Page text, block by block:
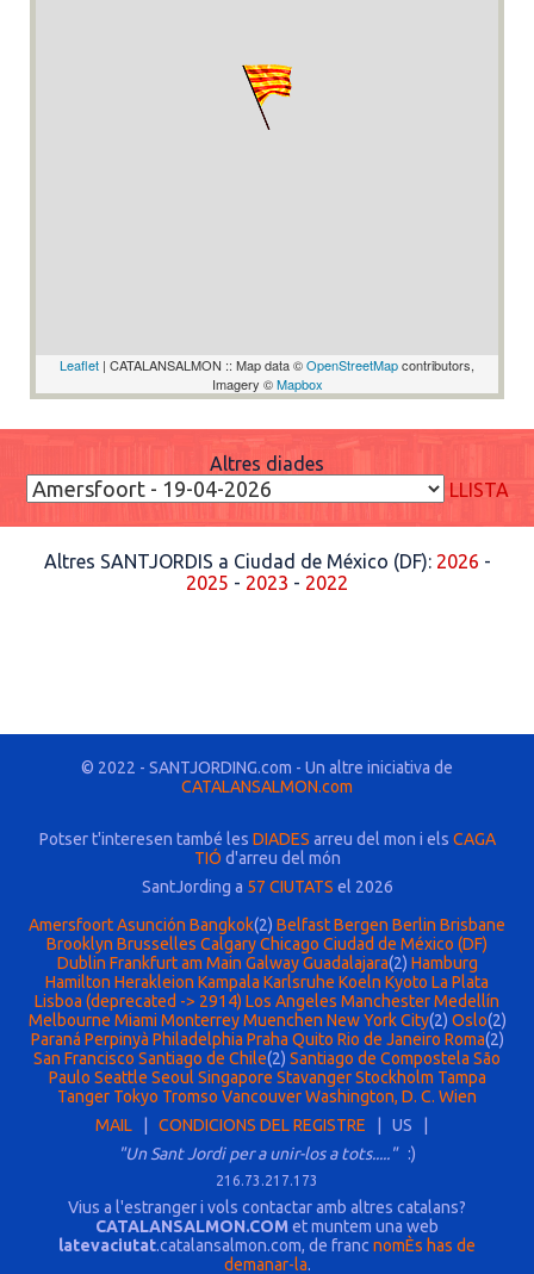
Leaflet | CATALANSALMON :: Map data ©OpenStreetMapcontributors,
Imagery ©Mapbox
Altres diades
LLISTA
Altres SANTJORDIS a Ciudad de México (DF): 2026 -
2025 - 2023 - 2022
© 2022 - SANTJORDING.com - Un altre iniciativa de
CATALANSALMON.com
Potser t'interesen també les DIADES arreu del mon i els CAGA
TIÓ d'arreu del món
SantJording a 57 CIUTATS el 2026
AmersfoortAsunción Bangkok(2) BelfastBergen Berlin Brisbane
Brooklyn Brusselles CalgaryChicago Ciudad de México (DF)
Dublin Frankfurt am Main Galway Guadalajara(2) Hamburg
Hamilton Herakleion Kampala Karlsruhe Koeln Kyoto La Plata
Lisboa (deprecated -> 2914) Los Angeles ManchesterMedellín
Melbourne Miami Monterrey Muenchen New York City(2) Oslo(2)
Paraná Perpinyà Philadelphia Praha Quito Rio de Janeiro Roma(2)
San Francisco Santiago de Chile(2) Santiago de Compostela São
Paulo Seattle Seoul Singapore Stavanger Stockholm Tampa
Tanger Tokyo Tromso VancouverWashington, D. C. Wien
MAIL
CONDICIONS DEL REGISTRE | US |
"Un Sant Jordi per a unir-los a tots.....":)
216.73.217.173
Vius a l'estranger i vols contactar amb altres catalans?
CATALANSALMON.COM et muntem una web
latevaciutat.catalansalmon.com, de franc nomÈs has de
demanar-la.